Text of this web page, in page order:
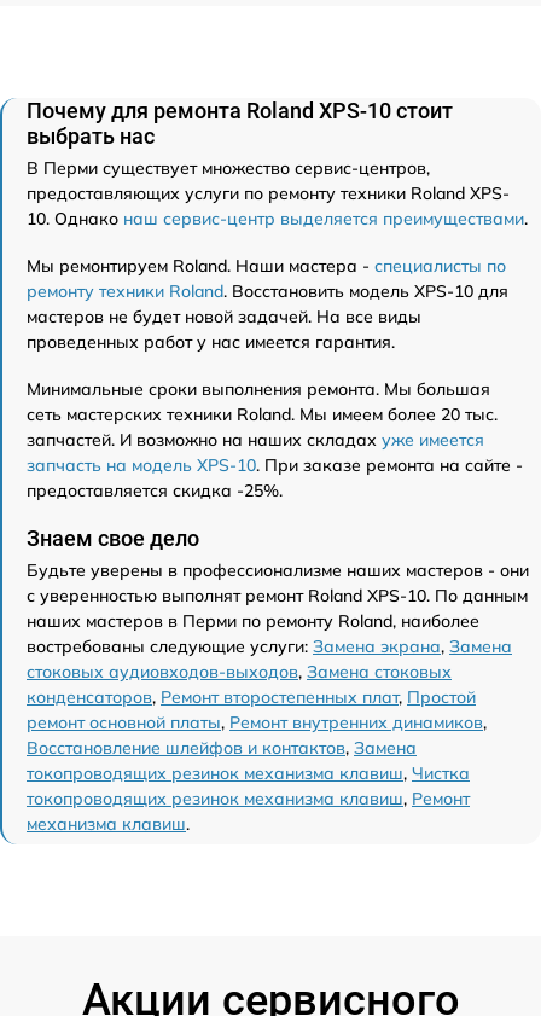
Почему для ремонта Roland XPS-10 стоит
выбрать нас
В Перми существует множество сервис-центров,
предоставляющих услуги по ремонту техники Roland XPS-
10. Однако наш сервис-центр выделяется преимуществами.
Мы ремонтируем Roland. Наши мастера - специалисты по
ремонту техники Roland. Восстановить модель XPS-10 для
мастеров не будет новой задачей. На все виды
проведенных работ у нас имеется гарантия.
Минимальные сроки выполнения ремонта. Мы большая
сеть мастерских техники Roland. Мы имеем более 20 тыс.
запчастей. И возможно на наших складах уже имеется
запчасть на модель XPS-10. При заказе ремонта на сайте -
предоставляется скидка -25%.
Знаем свое дело
Будьте уверены в профессионализме наших мастеров - они
с уверенностью выполнят ремонт Roland XPS-10. По данным
наших мастеров в Перми по ремонту Roland, наиболее
востребованы следующие услуги: Замена экрана, Замена
стоковых аудиовходов-выходов, Замена стоковых
конденсаторов, Ремонт второстепенных плат, Простой
ремонт основной платы, Ремонт внутренних динамиков,
Восстановление шлейфов и контактов, Замена
токопроводящих резинок механизма клавиш, Чистка
токопроводящих резинок механизма клавиш, Ремонт
механизма клавиш.
Акции сервисного